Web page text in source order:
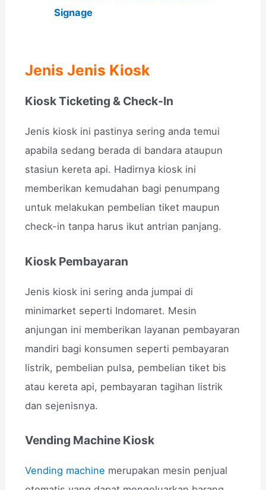
Signage
Jenis Jenis Kiosk
Kiosk Ticketing & Check-In
Jenis kiosk ini pastinya sering anda temui
apabila sedang berada di bandara ataupun
stasiun kereta api. Hadirnya kiosk ini
memberikan kemudahan bagi penumpang
untuk melakukan pembelian tiket maupun
check-in tanpa harus ikut antrian panjang.
Kiosk Pembayaran
Jenis kiosk ini sering anda jumpai di
minimarket seperti Indomaret. Mesin
anjungan ini memberikan layanan pembayaran
mandiri bagi konsumen seperti pembayaran
listrik, pembelian pulsa, pembelian tiket bis
atau kereta api, pembayaran tagihan listrik
dan sejenisnya.
Vending Machine Kiosk
Vending machine merupakan mesin penjual